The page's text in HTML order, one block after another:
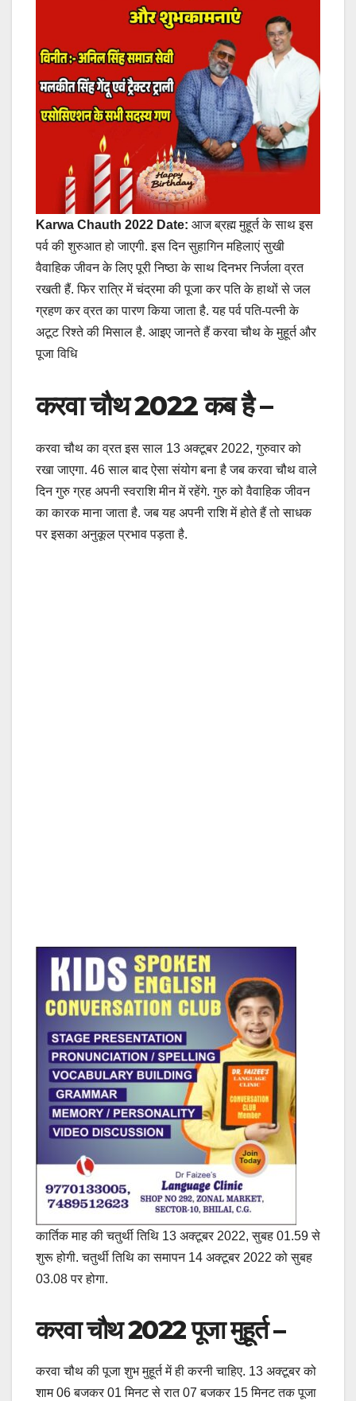
Karwa Chauth 2022 Date: आज ब्रह्म मुहूर्त के साथ इस
पर्व की शुरुआत हो जाएगी. इस दिन सुहागिन महिलाएं सुखी
वैवाहिक जीवन के लिए पूरी निष्ठा के साथ दिनभर निर्जला व्रत
रखती हैं. फिर रात्रि में चंद्रमा की पूजा कर पति के हाथों से जल
ग्रहण कर व्रत का पारण किया जाता है. यह पर्व पति-पत्नी के
अटूट रिश्ते की मिसाल है. आइए जानते हैं करवा चौथ के मुहूर्त और
पूजा विधि
करवा चौथ 2022 कब है –
करवा चौथ का व्रत इस साल 13 अक्टूबर 2022, गुरुवार को
रखा जाएगा. 46 साल बाद ऐसा संयोग बना है जब करवा चौथ वाले
दिन गुरु ग्रह अपनी स्वराशि मीन में रहेंगे. गुरु को वैवाहिक जीवन
का कारक माना जाता है. जब यह अपनी राशि में होते हैं तो साधक
पर इसका अनुकूल प्रभाव पड़ता है.
कार्तिक माह की चतुर्थी तिथि 13 अक्टूबर 2022, सुबह 01.59 से
शुरू होगी. चतुर्थी तिथि का समापन 14 अक्टूबर 2022 को सुबह
03.08 पर होगा.
करवा चौथ 2022 पूजा मुहूर्त –
करवा चौथ की पूजा शुभ मुहूर्त में ही करनी चाहिए. 13 अक्टूबर को
शाम 06 बजकर 01 मिनट से रात 07 बजकर 15 मिनट तक पूजा